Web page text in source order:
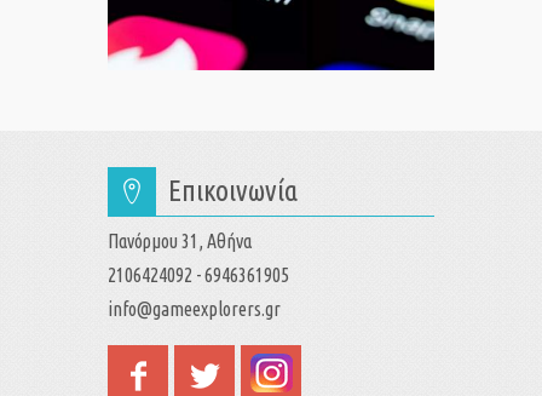
Επικοινωνία
Πανόρμου 31, Αθήνα
2106424092 - 6946361905
info@gameexplorers.gr